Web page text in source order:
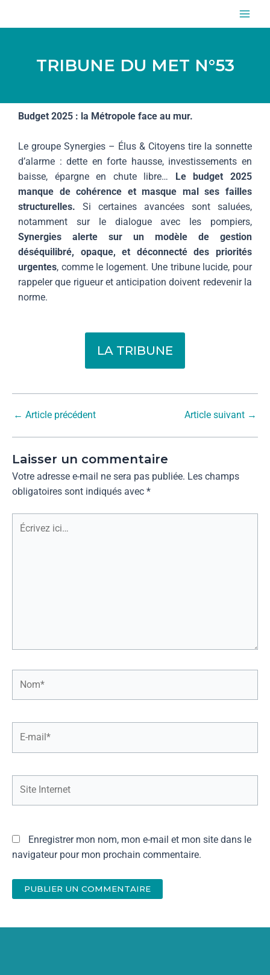
TRIBUNE DU MET N°53
Budget 2025 : la Métropole face au mur.
Le groupe Synergies – Élus & Citoyens tire la sonnette
d’alarme : dette en forte hausse, investissements en
baisse, épargne en chute libre…
Le budget 2025
manque de cohérence et masque mal ses failles
structurelles. Si certaines avancées sont saluées,
notamment sur le dialogue avec les pompiers,
Synergies alerte sur un modèle de gestion
déséquilibré, opaque, et déconnecté des priorités
urgentes, comme le logement. Une tribune lucide, pour
rappeler que rigueur et anticipation doivent redevenir la
norme.
LA TRIBUNE
← Article précédent Article suivant →
Laisser un commentaire
Votre adresse e-mail ne sera pas publiée. Les champs
obligatoires sont indiqués avec *
Écrivez
mail*
Enregistrer mon nom, mon e-mail et mon site dans le
navigateur pour mon prochain commentaire.